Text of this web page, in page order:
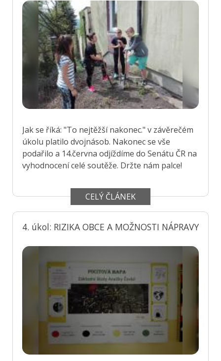
Jak se říká: "To nejtěžší nakonec." v závěrečém
úkolu platilo dvojnásob. Nakonec se vše
podařilo a 14.června odjíždíme do Senátu ČR na
vyhodnocení celé soutěže. Držte nám palce!
CELÝ ČLÁNEK
4. úkol: RIZIKA OBCE A MOŽNOSTI NÁPRAVY